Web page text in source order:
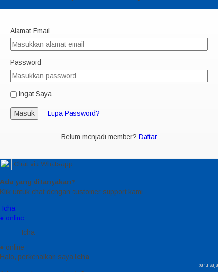
Alamat Email
Password
Ingat Saya
Masuk Lupa Password?
Belum menjadi member? Daftar
Chat via Whatsapp
Ada yang ditanyakan?
Klik untuk chat dengan customer support kami
Icha
● online
Icha
● online
Halo, perkenalkan saya Icha
baru saja